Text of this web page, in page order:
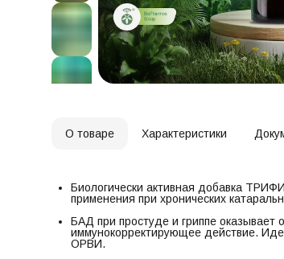
О товаре Характеристики
Биологически активная добавка
применения при хронических
БАД при простуде и гриппе оказывает
иммунокорректирующее действие.
ОРВИ.